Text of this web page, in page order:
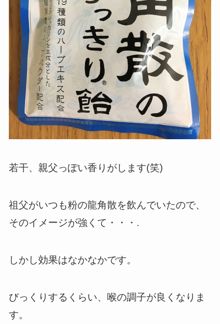
若干、親父っぽい香りがします(笑)
祖父がいつも粉の龍角散を飲んでいたので、
そのイメージが強くて・・・.
しかし効果はなかなかです。
びっくりするくらい、喉の調子が良くなりま
す。